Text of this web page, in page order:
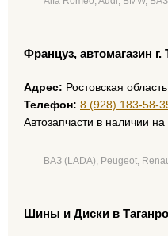
Француз, автомагазин г.
Адрес: Ростовская
Телефон: 8 (928) 183-58-
Автозапчасти в наличии
ВАЗ (LADA), Peugeot,
Шины и Диски в